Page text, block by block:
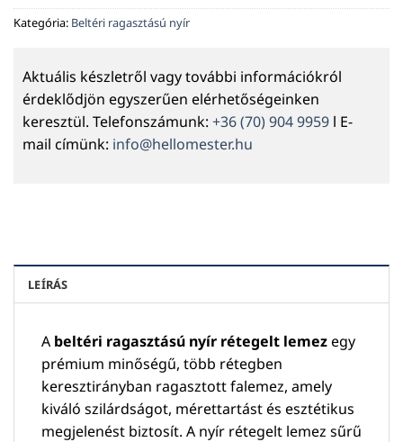
Kategória: Beltéri ragasztású nyír
Aktuális készletről vagy további információkról
érdeklődjön egyszerűen elérhetőségeinken
keresztül. Telefonszámunk: +36 (70) 904 9959 l E-
mail címünk: info@hellomester.hu
LEÍRÁS
A beltéri ragasztású nyír rétegelt lemezegy
prémium minőségű, több rétegben
keresztirányban ragasztott falemez, amely
kiváló szilárdságot, mérettartást és esztétikus
megjelenést biztosít. A nyír rétegelt lemez sűrű